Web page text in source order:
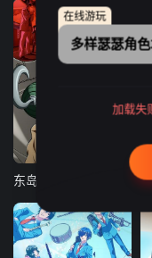
在线游玩
多样瑟瑟角
加载失